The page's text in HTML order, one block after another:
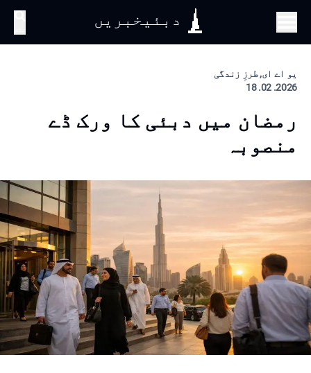
دبئیخبریں
یو اے ای, طرزِ زندگی
2026. 02. 18
رمضان میں دبئی کا ورک ڈے
منصوبہ